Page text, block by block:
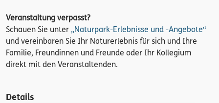
Veranstaltung verpasst?
Schauen Sie unter „Naturpark-Erlebnisse und -Angebote“
und vereinbaren Sie Ihr Naturerlebnis für sich und Ihre
Familie, Freundinnen und Freunde oder Ihr Kollegium
direkt mit den Veranstaltenden.
Details